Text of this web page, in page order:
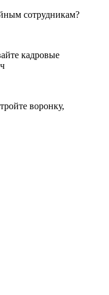
сотрудникам?
кадровые
воронку,